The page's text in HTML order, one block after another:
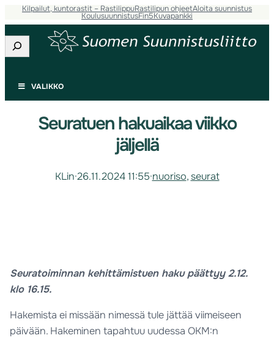
Kilpailut, kuntorastit – RastilippuRastilipun ohjeetAloita suunnistus
KoulusuunnistusFin5Kuvapankki
Etsi
VALIKKO
Seuratuen hakuaikaa viikko
jäljellä
KLin·26.11.2024 11:55·nuoriso, seurat
Seuratoiminnan kehittämistuen haku päättyy 2.12.
klo 16.15.
Hakemista ei missään nimessä tule jättää viimeiseen
päivään. Hakeminen tapahtuu uudessa OKM:n